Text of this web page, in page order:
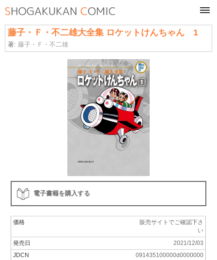
藤子・Ｆ・不二雄大全集 ロケットけんちゃん 1
著:藤子・Ｆ・不二雄
電子書籍を購入する
価格
販売サイトでご確認下さ
い
発売日
2021/12/03
JDCN
091435100000d0000000